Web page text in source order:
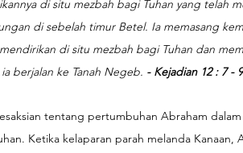
di situ mezbah bagi Tuhan yang telah
di sebelah timur Betel. Ia memasang
di situ mezbah bagi Tuhan dan
berjalan ke Tanah Negeb. - Kejadian 12 : 7 -
tentang pertumbuhan Abraham
Ketika kelaparan parah melanda